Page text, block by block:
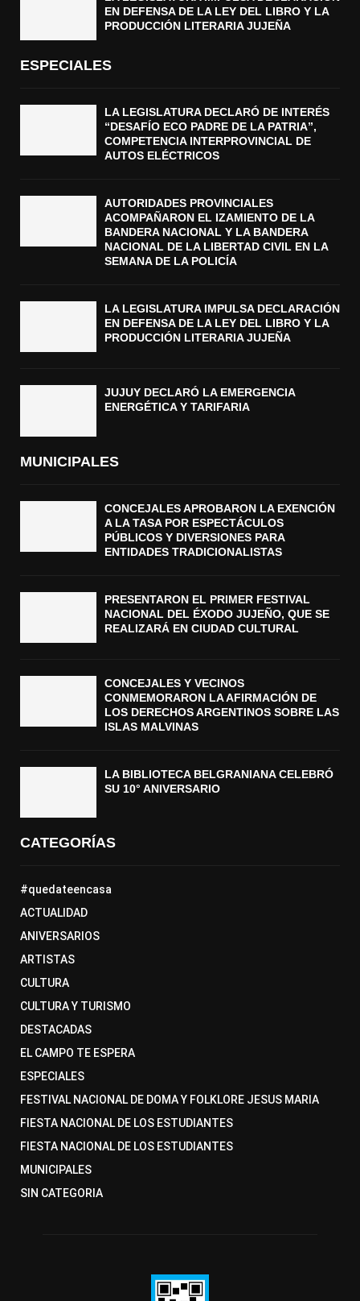
EN DEFENSA DE LA LEY DEL LIBRO Y LA
PRODUCCIÓN LITERARIA JUJEÑA
ESPECIALES
LA LEGISLATURA DECLARÓ DE INTERÉS
“DESAFÍO ECO PADRE DE LA PATRIA”,
COMPETENCIA INTERPROVINCIAL DE
AUTOS ELÉCTRICOS
AUTORIDADES PROVINCIALES
ACOMPAÑARON EL IZAMIENTO DE LA
BANDERA NACIONAL Y LA BANDERA
NACIONAL DE LA LIBERTAD CIVIL EN LA
SEMANA DE LA POLICÍA
LA LEGISLATURA IMPULSA DECLARACIÓN
EN DEFENSA DE LA LEY DEL LIBRO Y LA
PRODUCCIÓN LITERARIA JUJEÑA
JUJUY DECLARÓ LA EMERGENCIA
ENERGÉTICA Y TARIFARIA
MUNICIPALES
CONCEJALES APROBARON LA EXENCIÓN
A LA TASA POR ESPECTÁCULOS
PÚBLICOS Y DIVERSIONES PARA
ENTIDADES TRADICIONALISTAS
PRESENTARON EL PRIMER FESTIVAL
NACIONAL DEL ÉXODO JUJEÑO, QUE SE
REALIZARÁ EN CIUDAD CULTURAL
CONCEJALES Y VECINOS
CONMEMORARON LA AFIRMACIÓN DE
LOS DERECHOS ARGENTINOS SOBRE LAS
ISLAS MALVINAS
LA BIBLIOTECA BELGRANIANA CELEBRÓ
SU 10° ANIVERSARIO
CATEGORÍAS
#quedateencasa
ACTUALIDAD
ANIVERSARIOS
ARTISTAS
CULTURA
CULTURA Y TURISMO
DESTACADAS
EL CAMPO TE ESPERA
ESPECIALES
FESTIVAL NACIONAL DE DOMA Y FOLKLORE JESUS MARIA
FIESTA NACIONAL DE LOS ESTUDIANTES
FIESTA NACIONAL DE LOS ESTUDIANTES
MUNICIPALES
SIN CATEGORIA